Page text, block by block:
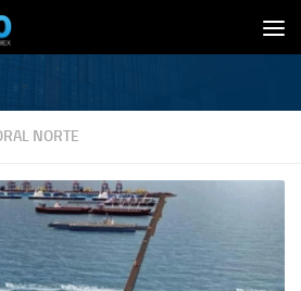
NORTE